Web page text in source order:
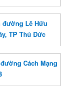
đường Lê Hữu
TP Thủ Đức
Cách Mạng